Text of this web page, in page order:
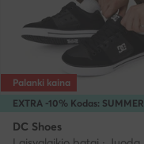
EXTRA -10% Kodas: SUMMER
Palanki kaina
DC Shoes